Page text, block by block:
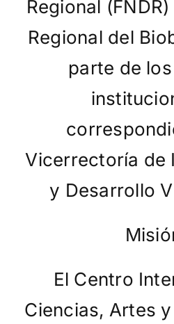
Regional
Regional del
parte de
Vicerrectoría de
y Desarrollo
El Centro
Ciencias, Artes